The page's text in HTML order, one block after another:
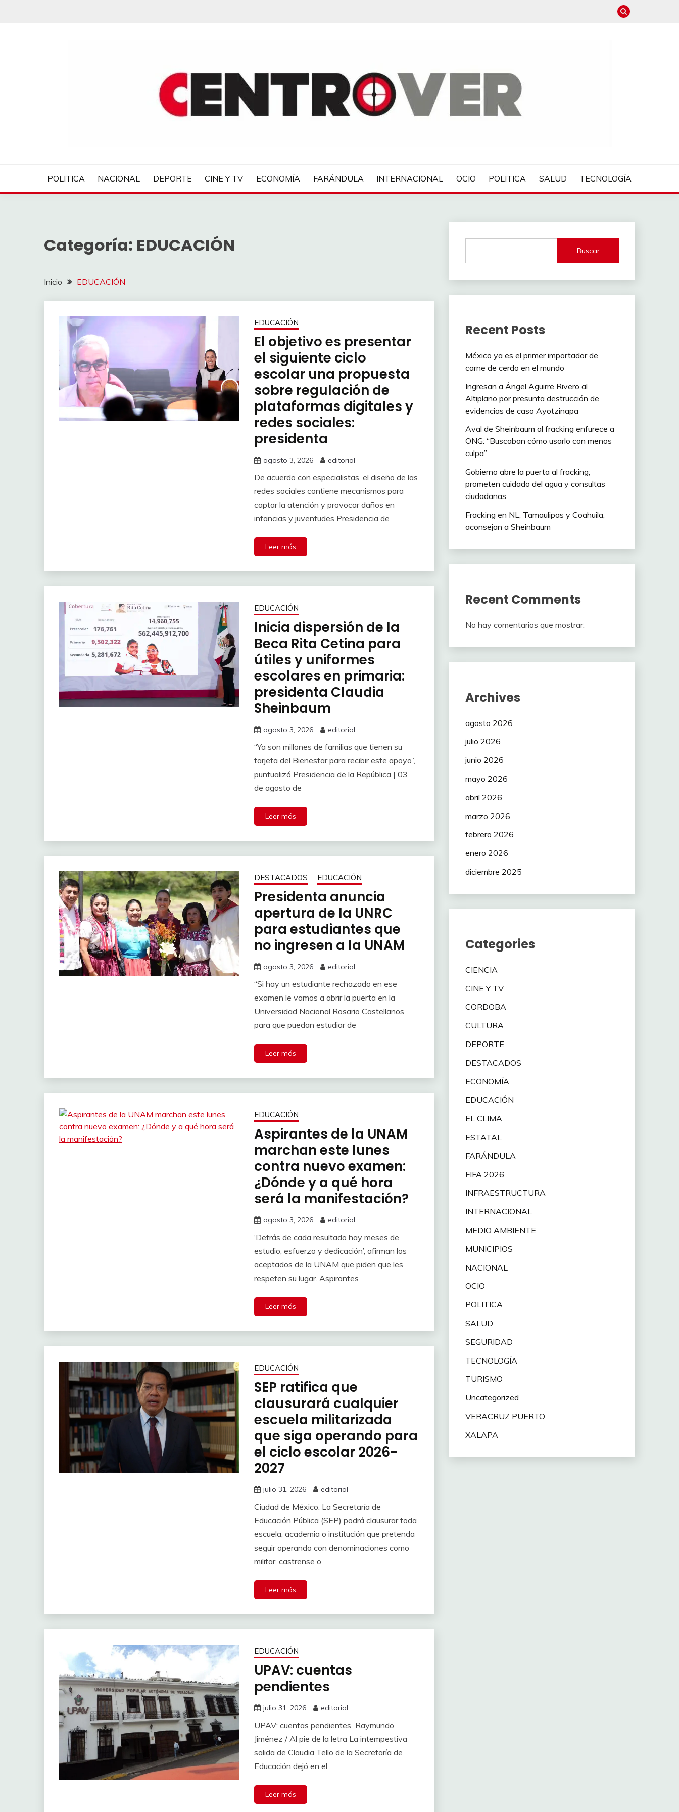
POLITICA NACIONAL DEPORTE CINE Y TV ECONOMÍA FARÁNDULA INTERNACIONAL OCIO POLITICA SALUD TECNOLOGÍA
Categoría: EDUCACIÓN
Inicio EDUCACIÓN
EDUCACIÓN
El objetivo es presentar
el siguiente ciclo
escolar una propuesta
sobre regulación de
plataformas digitales y
redes sociales:
presidenta
agosto 3, 2026 editorial
De acuerdo con especialistas, el diseño de las
redes sociales contiene mecanismos para
captar la atención y provocar daños en
infancias y juventudes Presidencia de
Leer más
EDUCACIÓN
Inicia dispersión de la
Beca Rita Cetina para
útiles y uniformes
escolares en primaria:
presidenta Claudia
Sheinbaum
agosto 3, 2026 editorial
“Ya son millones de familias que tienen su
tarjeta del Bienestar para recibir este apoyo”,
puntualizó Presidencia de la República | 03
de agosto de
Leer más
DESTACADOS EDUCACIÓN
Presidenta anuncia
apertura de la UNRC
para estudiantes que
no ingresen a la UNAM
agosto 3, 2026 editorial
“Si hay un estudiante rechazado en ese
examen le vamos a abrir la puerta en la
Universidad Nacional Rosario Castellanos
para que puedan estudiar de
Leer más
EDUCACIÓN
Aspirantes de la UNAM
marchan este lunes
contra nuevo examen:
¿Dónde y a qué hora
será la manifestación?
agosto 3, 2026 editorial
‘Detrás de cada resultado hay meses de
estudio, esfuerzo y dedicación’, afirman los
aceptados de la UNAM que piden que les
respeten su lugar. Aspirantes
Leer más
EDUCACIÓN
SEP ratifica que
clausurará cualquier
escuela militarizada
que siga operando para
el ciclo escolar 2026-
2027
julio 31, 2026 editorial
Ciudad de México. La Secretaría de
Educación Pública (SEP) podrá clausurar toda
escuela, academia o institución que pretenda
seguir operando con denominaciones como
militar, castrense o
Leer más
EDUCACIÓN
UPAV: cuentas
pendientes
julio 31, 2026 editorial
UPAV: cuentas pendientes Raymundo
Jiménez / Al pie de la letra La intempestiva
salida de Claudia Tello de la Secretaría de
Educación dejó en el
Leer más
Buscar
Recent Posts
México ya es el primer importador de
carne de cerdo en el mundo
Ingresan a Ángel Aguirre Rivero al
Altiplano por presunta destrucción de
evidencias de caso Ayotzinapa
Aval de Sheinbaum al fracking enfurece a
ONG: “Buscaban cómo usarlo con menos
culpa”
Gobierno abre la puerta al fracking;
prometen cuidado del agua y consultas
ciudadanas
Fracking en NL, Tamaulipas y Coahuila,
aconsejan a Sheinbaum
Recent Comments
No hay comentarios que mostrar.
Archives
agosto 2026
julio 2026
junio 2026
mayo 2026
abril 2026
marzo 2026
febrero 2026
enero 2026
diciembre 2025
Categories
CIENCIA
CINE Y TV
CORDOBA
CULTURA
DEPORTE
DESTACADOS
ECONOMÍA
EDUCACIÓN
EL CLIMA
ESTATAL
FARÁNDULA
FIFA 2026
INFRAESTRUCTURA
INTERNACIONAL
MEDIO AMBIENTE
MUNICIPIOS
NACIONAL
OCIO
POLITICA
SALUD
SEGURIDAD
TECNOLOGÍA
TURISMO
Uncategorized
VERACRUZ PUERTO
XALAPA